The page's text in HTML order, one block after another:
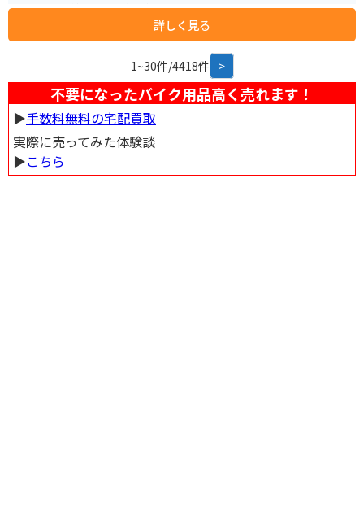
特産品である鮭を使った料理が楽しめるレストランがあります。おすすめ
は、鮭の親子丼や、鮭のちゃんちゃん焼き定食です。 バイクで訪れる際は、
駐車場も広く、休憩場所としても最適です。周辺には、知床八景の一つであ
る「オシンコシンの滝」や、世界遺産・知床国立公園の玄関口となる「知床
自然センター」など、観光スポットも充実しています。 お土産には、斜里町
産の鮭とばや、昆布製品、木彫りの熊などが人気です。道の駅 しゃりで、雄
大な自然と新鮮な食を満喫してみてはいかがでしょうか。
詳しく見る
1~30件/4418件 >
不要になったバイク用品高く売れます！
▶︎手数料無料の宅配買取
実際に売ってみた体験談
▶︎こちら